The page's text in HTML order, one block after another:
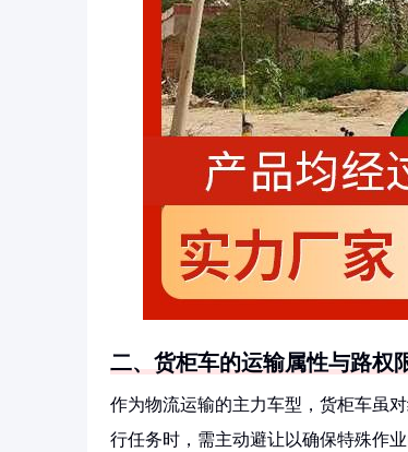
二、货柜车的运输属性与路权
作为物流运输的主力车型，货柜车虽
行任务时，需主动避让以确保特殊作业